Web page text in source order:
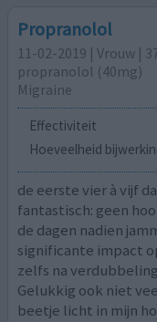
Propranolol
11-02-2019 | Vrouw |
propranolol (40mg)
Migraine
Effectiviteit
Hoeveelheid
de eerste vier à vijf
fantastisch: geen
de dagen nadien
significante impact
zelfs na verdubbeling
Gelukkig ook niet
beetje licht in mijn